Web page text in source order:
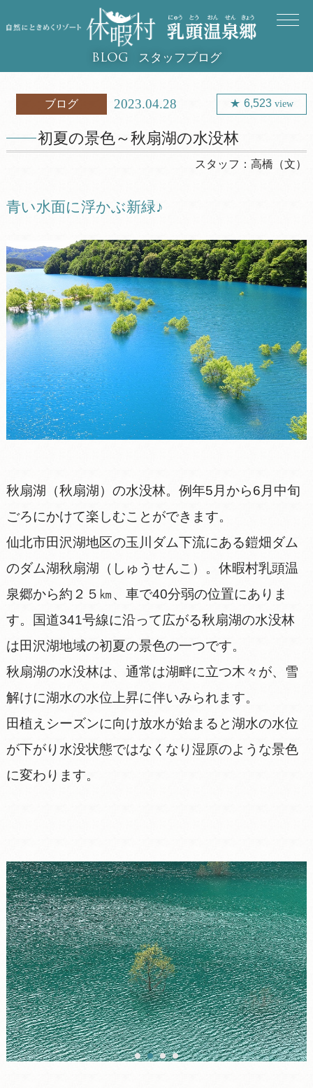
BLOG スタッフブログ
ブログ 2023.04.28 6,523view
初夏の景色～秋扇湖の水没林
スタッフ：高橋（文）
青い水面に浮かぶ新緑♪
秋扇湖（秋扇湖）の水没林。例年5月から6月中旬
ごろにかけて楽しむことができます。
仙北市田沢湖地区の玉川ダム下流にある鎧畑ダム
のダム湖秋扇湖（しゅうせんこ）。休暇村乳頭温
泉郷から約２５㎞、車で40分弱の位置にありま
す。国道341号線に沿って広がる秋扇湖の水没林
は田沢湖地域の初夏の景色の一つです。
秋扇湖の水没林は、通常は湖畔に立つ木々が、雪
解けに湖水の水位上昇に伴いみられます。
田植えシーズンに向け放水が始まると湖水の水位
が下がり水没状態ではなくなり湿原のような景色
に変わります。